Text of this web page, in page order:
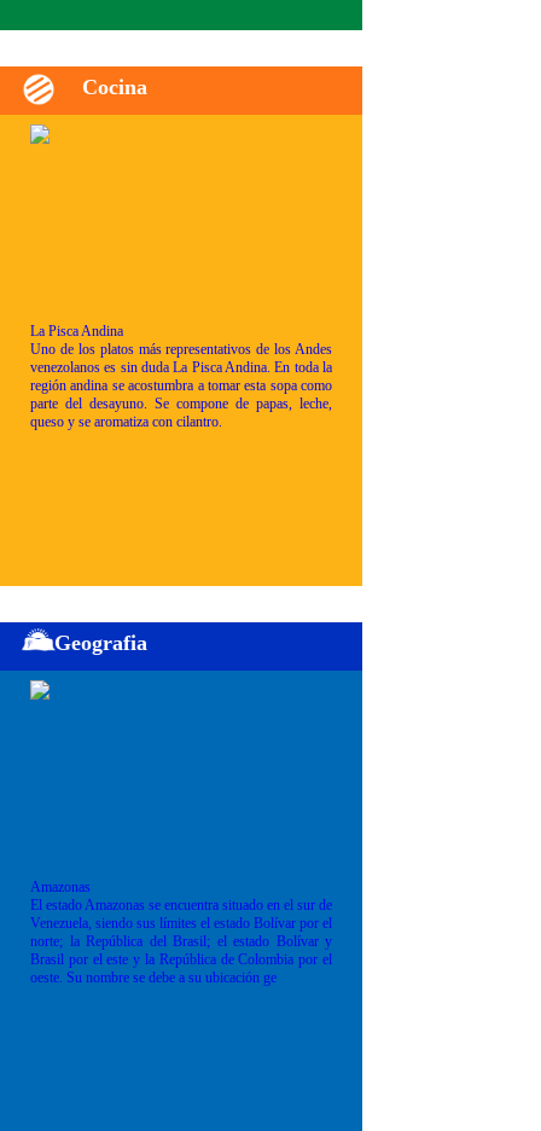
Cocina
La Pisca Andina
Uno de los platos más representativos de los Andes
venezolanos es sin duda La Pisca Andina. En toda la
región andina se acostumbra a tomar esta sopa como
parte del desayuno. Se compone de papas, leche,
queso y se aromatiza con cilantro.
Geografia
Amazonas
El estado Amazonas se encuentra situado en el sur de
Venezuela, siendo sus límites el estado Bolívar por el
norte; la República del Brasil; el estado Bolívar y
Brasil por el este y la República de Colombia por el
oeste. Su nombre se debe a su ubicación ge